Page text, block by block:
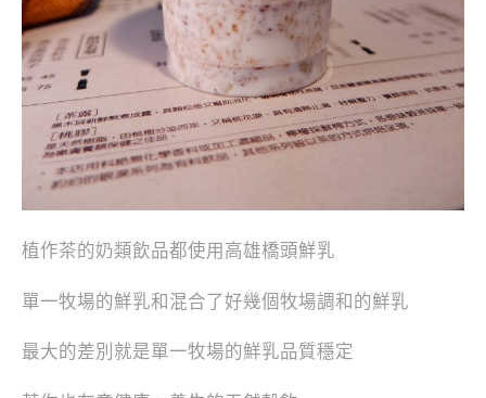
植作茶的奶類飲品都使用高雄橋頭鮮乳
單一牧場的鮮乳和混合了好幾個牧場調和的鮮乳
最大的差別就是單一牧場的鮮乳品質穩定